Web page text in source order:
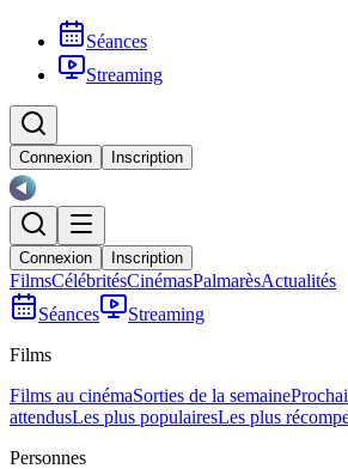
Séances
Streaming
Connexion Inscription
Connexion Inscription
FilmsCélébritésCinémasPalmarèsActualités
Séances
Streaming
Films
Films au cinémaSorties de la semaine
attendusLes plus populairesLes plus
Personnes